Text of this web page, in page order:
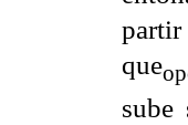
que
sube